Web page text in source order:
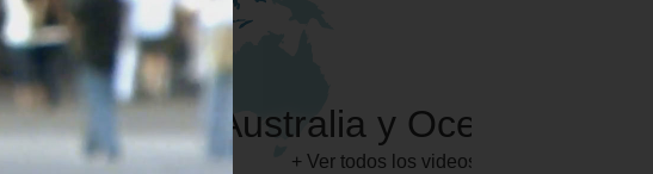
Australia y Oceanía
+ Ver todos los videos